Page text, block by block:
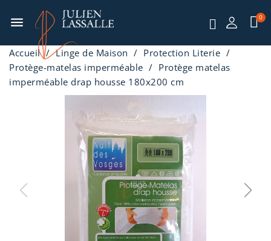
menu
Accueil Linge de Maison
Protection Literie
Protège-matelas imperméable
Protège matelas
imperméable drap housse 180x200 cm